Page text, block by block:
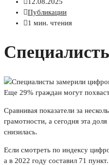
Публикации
1 мин. чтения
Еще 29% граждан могут
Сравнивая показатели за
грамотности, а сегодня эта
снизилась.
Если смотреть по индексу
а в 2022 году составил 71